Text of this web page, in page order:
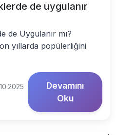
de uygulanır
de Uygulanır mı?
yıllarda popülerliğini
Devamını
Oku